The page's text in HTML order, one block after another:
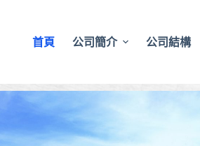
首頁 公司簡介 公司結構